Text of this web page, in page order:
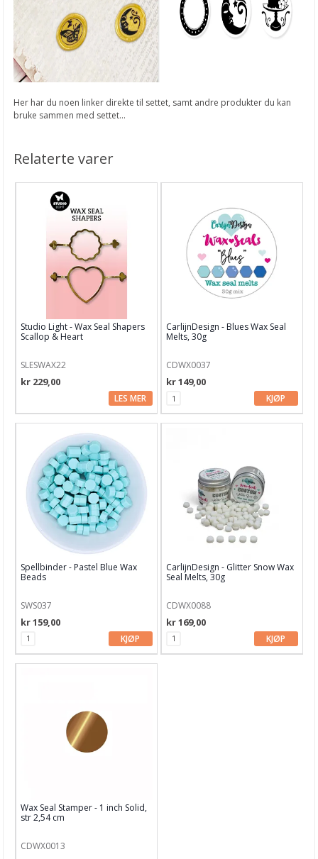
Her har du noen linker direkte til settet, samt andre produkter du kan
bruke sammen med settet...
Relaterte varer
Studio Light - Wax Seal Shapers
Scallop & Heart
SLESWAX22
kr 229,00
LES MER
CarlijnDesign - Blues Wax Seal
Melts, 30g
CDWX0037
kr 149,00
KJØP
Spellbinder - Pastel Blue Wax
Beads
SWS037
kr 159,00
KJØP
CarlijnDesign - Glitter Snow Wax
Seal Melts, 30g
CDWX0088
kr 169,00
KJØP
Wax Seal Stamper - 1 inch Solid,
str 2,54 cm
CDWX0013